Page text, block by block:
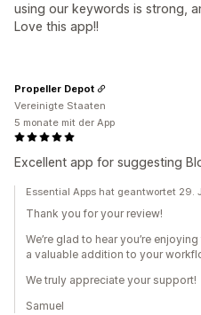
using our keywords is strong,
Love this app!!
Excellent app for suggesting
Propeller Depot
Vereinigte Staaten
5 monate mit der App
Essential Apps hat geantwortet 29.
Thank you for your review!
We’re glad to hear you’re
a valuable addition to your
We truly appreciate your support!
Samuel